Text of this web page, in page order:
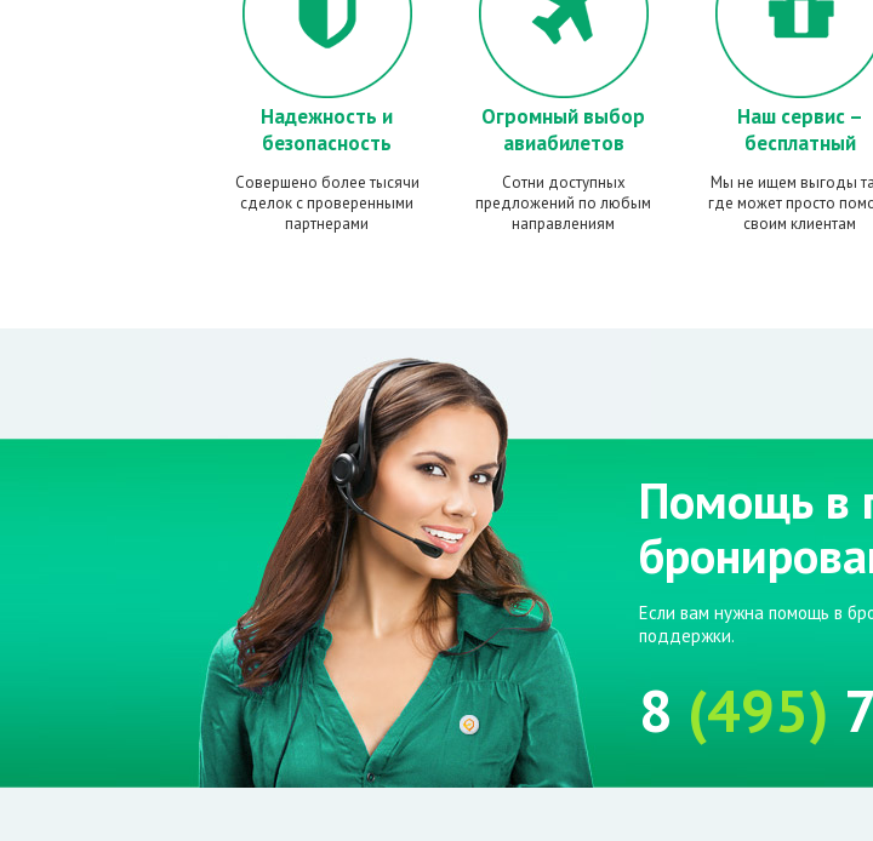
Надежность и
безопасность
Совершено более тысячи
сделок с проверенными
партнерами
Огромный выбор
авиабилетов
Cотни доступных
предложений по любым
направлениям
Наш сервис –
бесплатный
Мы не ищем выгоды
где может просто
своим клиентам
Помощь в
Если вам нужна помощь в
поддержки.
8 (495)